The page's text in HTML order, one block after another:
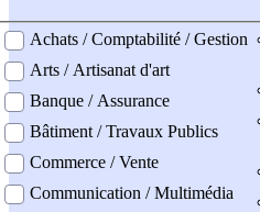
professionel
Achats / Comptabilité / Gestion
Arts / Artisanat d'art
Banque / Assurance
Bâtiment / Travaux Publics
Commerce / Vente
Communication / Multimédia